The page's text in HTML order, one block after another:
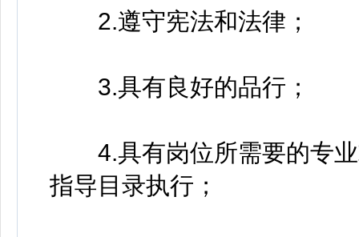
2.遵守宪法和法律；
3.具有良好的品行；
4.具有岗位所需要的专业
指导目录执行；